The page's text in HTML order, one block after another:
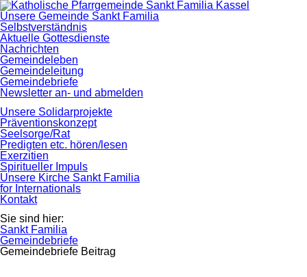
Navigation
überspringen
Unsere Gemeinde Sankt Familia
Selbstverständnis
Aktuelle Gottesdienste
Nachrichten
Gemeindeleben
Gemeindeleitung
Gemeindebriefe
Newsletter an- und abmelden
Unsere Solidarprojekte
Präventionskonzept
Seelsorge/Rat
Predigten etc. hören/lesen
Exerzitien
Spiritueller Impuls
Unsere Kirche Sankt Familia
for Internationals
Kontakt
Sie sind hier:
Sankt Familia
Gemeindebriefe
Gemeindebriefe Beitrag